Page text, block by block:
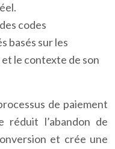
codes
basés sur les
le contexte de son
de paiement
réduit l’abandon de
et crée une